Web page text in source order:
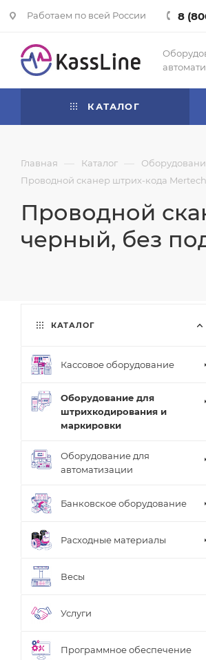
Работаем по всей России 8
КАТАЛОГ
Главная — Каталог —
Проводной сканер штрих-кода Mertech
Проводной
черный, без
КАТАЛОГ
Кассовое оборудование
Оборудование для
штрихкодирования и
маркировки
Оборудование для
автоматизации
Банковское оборудование
Расходные материалы
Весы
Услуги
Программное обеспечение